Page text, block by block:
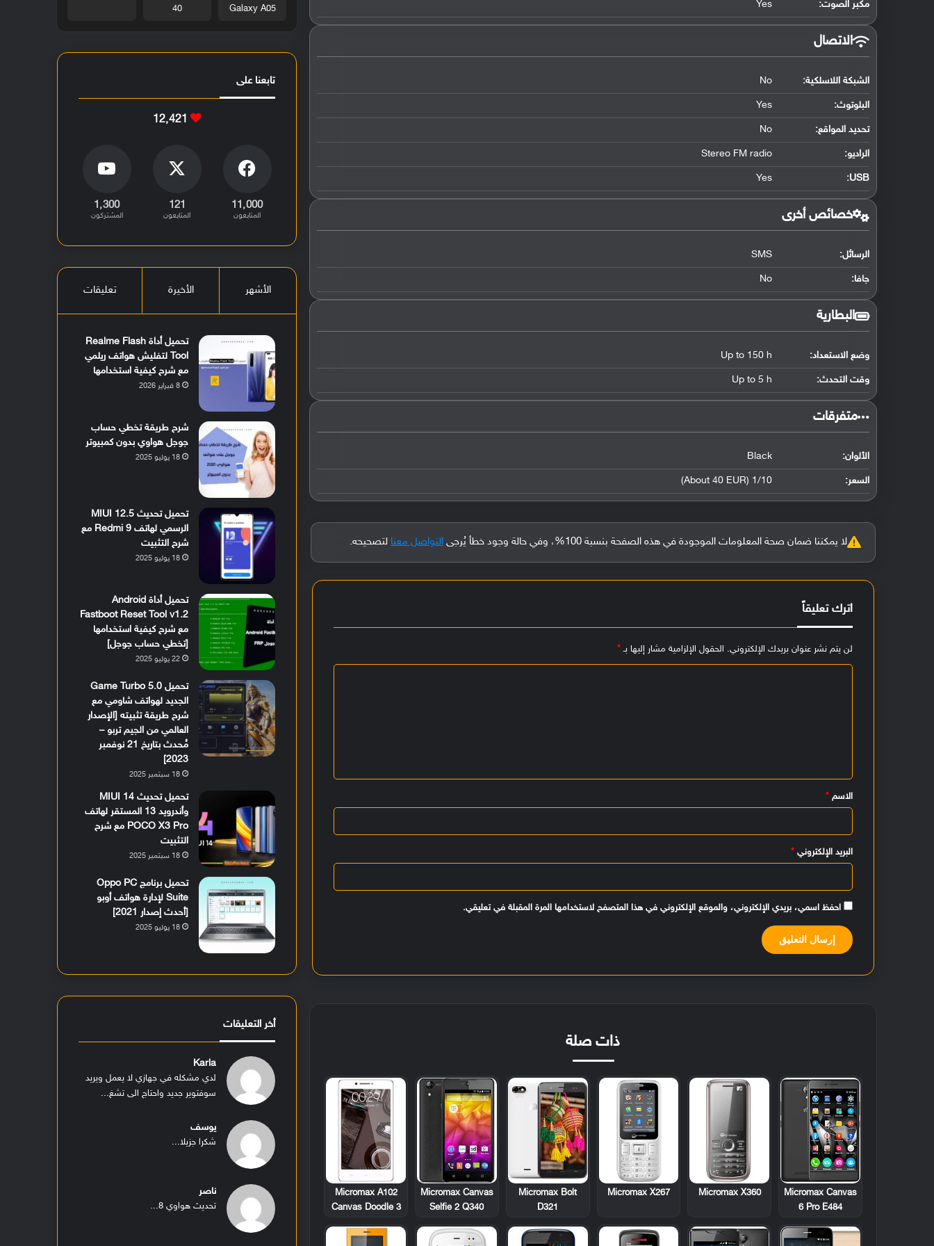
مكبر الصوت: Yes
الاتصال
الشبكة اللاسلكية: No
البلوتوث:
Yes
تحديد المواقع:
No
الراديو: Stereo FM radio
USB
:
Yes
خصائص أخرى
الرسائل: SMS
جافا: No
البطارية
وضع الاستعداد: Up to 150 h
وقت التحدث: Up to 5 h
‏متفرقات‏
الألوان: Black
السعر: 1/10 (About 40 EUR)
لا يمكننا ضمان صحة المعلومات الموجودة في هذه الصفحة بنسبة 100%، وفي حالة وجود خطأ يُرجى التواصل معنا لتصحيحه.
اترك تعليقاً
لن يتم نشر عنوان بريدك الإلكتروني. الحقول الإلزامية مشار إليها بـ*
الاسم*
البريد الإلكتروني*
احفظ اسمي، بريدي الإلكتروني، والموقع الإلكتروني في هذا المتصفح لاستخدامها المرة المقبلة في تعليقي.
ذات صلة
Micromax Canvas
6 Pro E484
Micromax X360
Micromax X267
Micromax Bolt
D321
Micromax Canvas
Selfie 2 Q340
Micromax A102
Canvas Doodle 3
Galaxy A05
40
تابعنا على
12٬421
11٬000
المتابعون
121
المتابعون
1٬300
المشتركون
الأشهر الأخيرة تعليقات
تحميل أداة Realme Flash
Tool لتفليش هواتف ريلمي
مع شرح كيفية استخدامها
8 فبراير 2026
شرح طريقة تخطي حساب
جوجل هواوي بدون كمبيوتر
18 يوليو 2025
تحميل تحديث MIUI 12.5
الرسمي لهاتف Redmi 9 مع
شرح التثبيت
18 يوليو 2025
تحميل أداة Android
Fastboot Reset Tool v1.2
مع شرح كيفية استخدامها
[تخطي حساب جوجل]
22 يوليو 2025
تحميل Game Turbo 5.0
الجديد لهواتف شاومي مع
شرح طريقة تثبيته [الإصدار
العالمي من الجيم تربو –
مُحدث بتاريخ 21 نوفمبر
2023]
18 سبتمبر 2025
تحميل تحديث MIUI 14
وأندرويد 13 المستقر لهاتف
POCO X3 Pro مع شرح
التثبيت
18 سبتمبر 2025
تحميل برنامج Oppo PC
Suite لإدارة هواتف أوبو
[أحدث إصدار 2021]
18 يوليو 2025
أخر التعليقات
Karla
لدي مشكله في جهازي لا يعمل ويريد
سوفتوير جديد واحتاج الى تشغ...
يوسف
شكرا جزيلا...
ناصر
تحديث هواوي 8...